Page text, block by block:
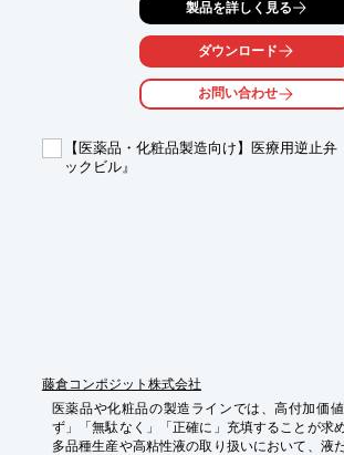
【活用シーン】
・分析用サンプルの調整
・医薬品製造における洗浄水
・分析精度の向上
・省スペース化による作業効率の改善
製品を詳しく見る
ダウンロード
お問い合わせ
【医薬品・化粧品製造向け】医療用逆止
ックビル』
藤倉コンポジット株式会社
医薬品や化粧品の製造ラインでは、高付加価
ず」「無駄なく」「正確に」充填することが求
多品種生産や高粘性液の取り扱いにおいて、液